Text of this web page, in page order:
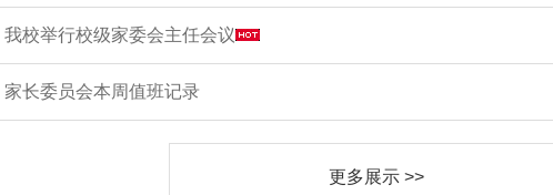
我校举行校级家委会主任会议
家长委员会本周值班记录
更多展示 >>